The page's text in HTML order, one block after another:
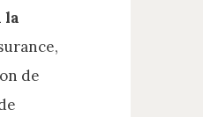
la
de